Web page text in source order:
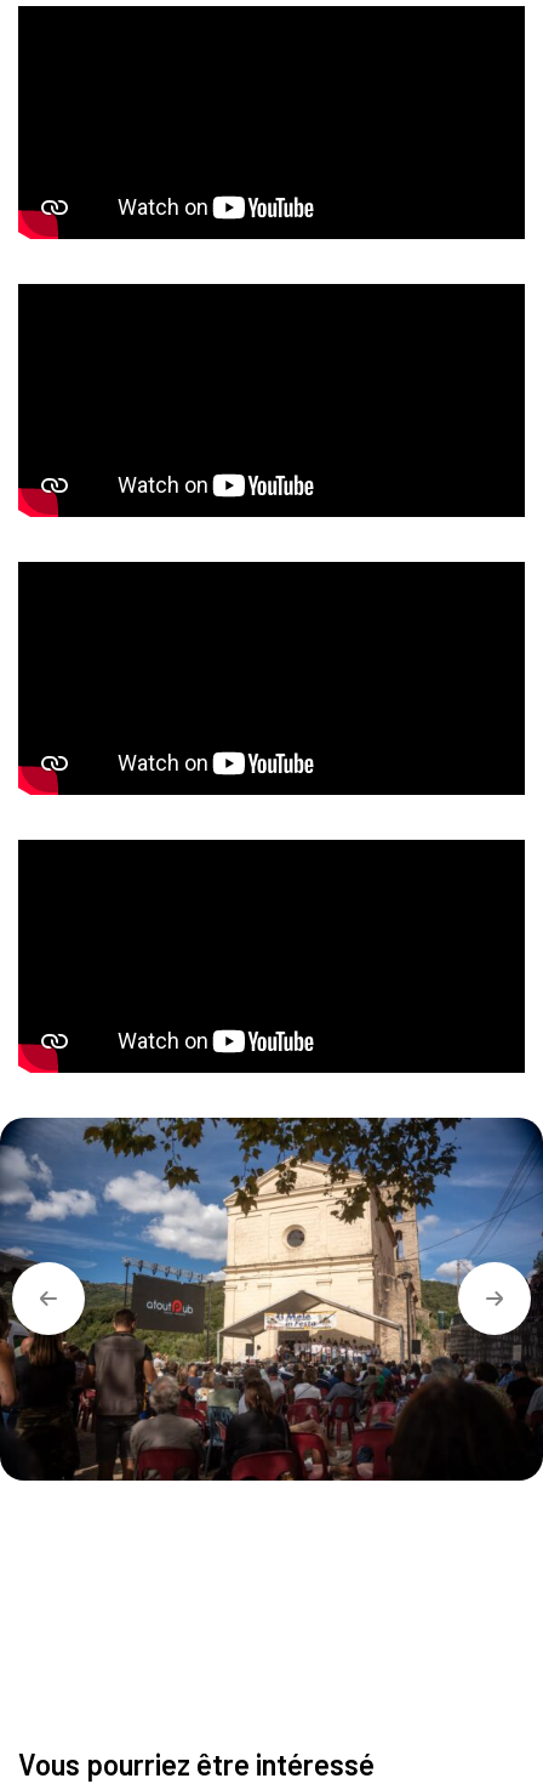
Vous pourriez être intéressé